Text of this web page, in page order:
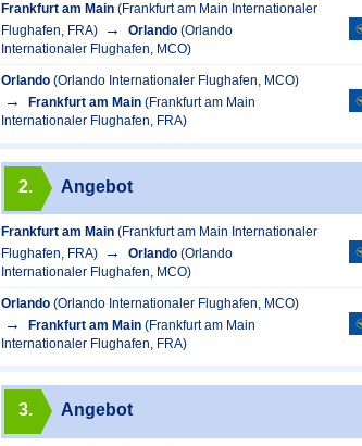
Frankfurt am Main (Frankfurt am Main Internationaler
Flughafen, FRA)
Orlando (Orlando
Internationaler Flughafen, MCO)
Orlando (Orlando Internationaler Flughafen, MCO)
Frankfurt am Main (Frankfurt am Main
Internationaler Flughafen, FRA)
2. Angebot
Frankfurt am Main (Frankfurt am Main Internationaler
Flughafen, FRA)
Orlando (Orlando
Internationaler Flughafen, MCO)
Orlando (Orlando Internationaler Flughafen, MCO)
Frankfurt am Main (Frankfurt am Main
Internationaler Flughafen, FRA)
3. Angebot